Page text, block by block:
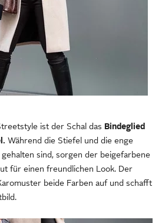
ist der Schal das Bindeglied
Während die Stiefel und die enge
sind, sorgen der beigefarbene
für einen freundlichen Look. Der
beide Farben auf und schafft